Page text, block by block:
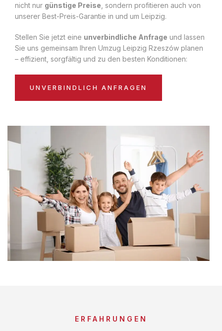
nicht nur günstige Preise , sondern profitieren auch von
unserer Best-Preis-Garantie in und um Leipzig.
Stellen Sie jetzt eine unverbindliche Anfrage und lassen
Sie uns gemeinsam Ihren Umzug Leipzig Rzeszów planen
– effizient, sorgfältig und zu den besten Konditionen:
UNVERBINDLICH ANFRAGEN
ERFAHRUNGEN